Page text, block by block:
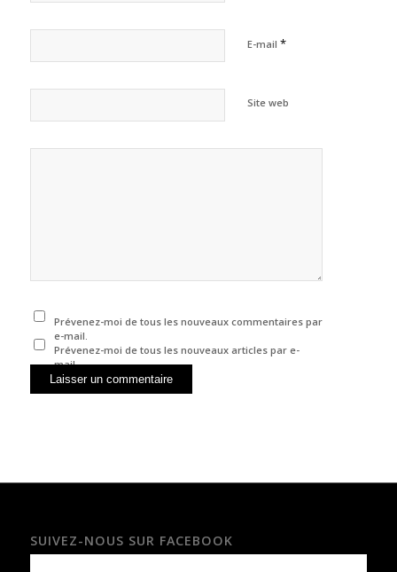
E-mail *
Site web
Prévenez-moi de tous les nouveaux commentaires par
e-mail.
Prévenez-moi de tous les nouveaux articles par e-
mail.
SUIVEZ-NOUS SUR FACEBOOK